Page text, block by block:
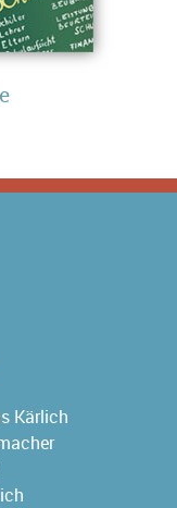
Kärlich